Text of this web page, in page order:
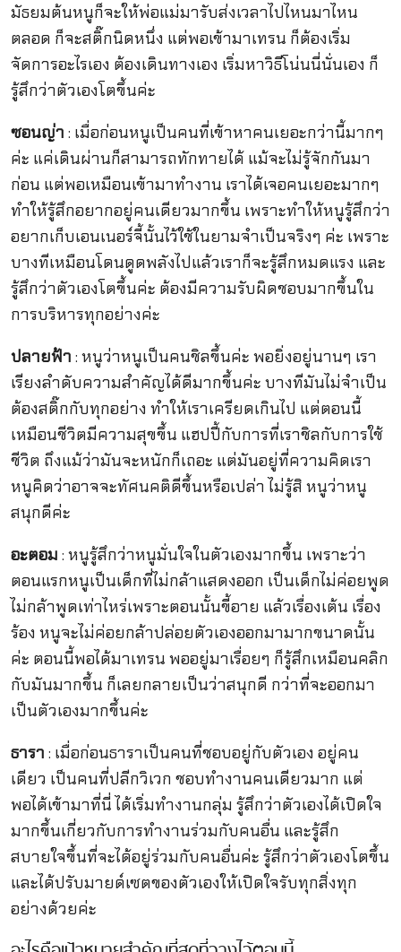
มัธยมต้นหนูก็จะให้พ่อแม่มารับส่งเวลาไปไหนมาไหน
ตลอด ก็จะสติ๊กนิดหนึ่ง แต่พอเข้ามาเทรน ก็ต้องเริ่ม
จัดการอะไรเอง ต้องเดินทางเอง เริ่มหาวิธีโน่นนี่นั่นเอง ก็
รู้สึกว่าตัวเองโตขึ้นค่ะ
ซอนญ่า : เมื่อก่อนหนูเป็นคนที่เข้าหาคนเยอะกว่านี้มากๆ
ค่ะ แค่เดินผ่านก็สามารถทักทายได้ แม้จะไม่รู้จักกันมา
ก่อน แต่พอเหมือนเข้ามาทำงาน เราได้เจอคนเยอะมากๆ
ทำให้รู้สึกอยากอยู่คนเดียวมากขึ้น เพราะทำให้หนูรู้สึกว่า
อยากเก็บเอนเนอร์จี้นั้นไว้ใช้ในยามจำเป็นจริงๆ ค่ะ เพราะ
บางทีเหมือนโดนดูดพลังไปแล้วเราก็จะรู้สึกหมดแรง และ
รู้สึกว่าตัวเองโตขึ้นค่ะ ต้องมีความรับผิดชอบมากขึ้นใน
การบริหารทุกอย่างค่ะ
ปลายฟ้า : หนูว่าหนูเป็นคนชิลขึ้นค่ะ พอยิ่งอยู่นานๆ เรา
เรียงลำดับความสำคัญได้ดีมากขึ้นค่ะ บางทีมันไม่จำเป็น
ต้องสติ๊กกับทุกอย่าง ทำให้เราเครียดเกินไป แต่ตอนนี้
เหมือนชีวิตมีความสุขขึ้น แฮปปี้กับการที่เราชิลกับการใช้
ชีวิต ถึงแม้ว่ามันจะหนักก็เถอะ แต่มันอยู่ที่ความคิดเรา
หนูคิดว่าอาจจะทัศนคติดีขึ้นหรือเปล่า ไม่รู้สิ หนูว่าหนู
สนุกดีค่ะ
อะตอม : หนูรู้สึกว่าหนูมั่นใจในตัวเองมากขึ้น เพราะว่า
ตอนแรกหนูเป็นเด็กที่ไม่กล้าแสดงออก เป็นเด็กไม่ค่อยพูด
ไม่กล้าพูดเท่าไหร่เพราะตอนนั้นขี้อาย แล้วเรื่องเต้น เรื่อง
ร้อง หนูจะไม่ค่อยกล้าปล่อยตัวเองออกมามากขนาดนั้น
ค่ะ ตอนนี้พอได้มาเทรน พออยู่มาเรื่อยๆ ก็รู้สึกเหมือนคลิก
กับมันมากขึ้น ก็เลยกลายเป็นว่าสนุกดี กว่าที่จะออกมา
เป็นตัวเองมากขึ้นค่ะ
ธารา : เมื่อก่อนธาราเป็นคนที่ชอบอยู่กับตัวเอง อยู่คน
เดียว เป็นคนที่ปลีกวิเวก ชอบทำงานคนเดียวมาก แต่
พอได้เข้ามาที่นี่ ได้เริ่มทำงานกลุ่ม รู้สึกว่าตัวเองได้เปิดใจ
มากขึ้นเกี่ยวกับการทำงานร่วมกับคนอื่น และรู้สึก
สบายใจขึ้นที่จะได้อยู่ร่วมกับคนอื่นค่ะ รู้สึกว่าตัวเองโตขึ้น
และได้ปรับมายด์เซตของตัวเองให้เปิดใจรับทุกสิ่งทุก
อย่างด้วยค่ะ